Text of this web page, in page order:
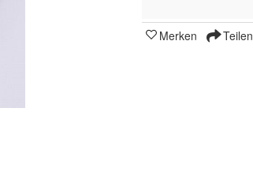
Merken Teilen